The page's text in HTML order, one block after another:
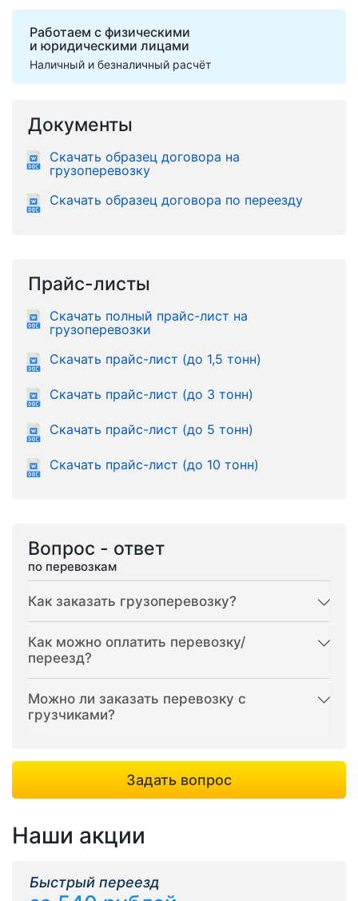
Работаем с физическими
и юридическими лицами
Наличный и безналичный расчёт
Документы
Скачать образец договора на
грузоперевозку
Скачать образец договора по переезду
Прайс-листы
Скачать полный прайс-лист на
грузоперевозки
Скачать прайс-лист (до 1,5 тонн)
Скачать прайс-лист (до 3 тонн)
Скачать прайс-лист (до 5 тонн)
Скачать прайс-лист (до 10 тонн)
Вопрос - ответ
по перевозкам
Как заказать грузоперевозку?
Как можно оплатить перевозку/
переезд?
Можно ли заказать перевозку с
грузчиками?
Задать вопрос
Наши акции
Быстрый переезд